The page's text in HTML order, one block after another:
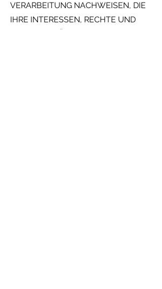
VERARBEITUNG NACHWEISEN, DIE
IHRE INTERESSEN, RECHTE UND